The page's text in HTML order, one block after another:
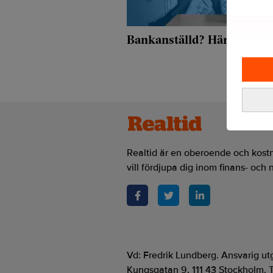
Bankanställd? Här kan
Realtid är en oberoende och
vill fördjupa dig inom finans- och
Vd: Fredrik Lundberg. Ansvarig
Kungsgatan 9, 111 43 Stockholm.